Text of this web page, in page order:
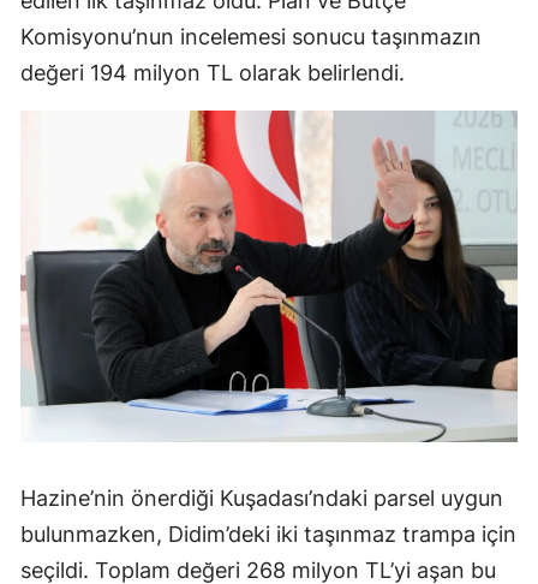
Komisyonu’nun incelemesi sonucu taşınmazın
değeri 194 milyon TL olarak belirlendi.
Hazine’nin önerdiği Kuşadası’ndaki parsel uygun
bulunmazken, Didim’deki iki taşınmaz trampa için
seçildi. Toplam değeri 268 milyon TL’yi aşan bu